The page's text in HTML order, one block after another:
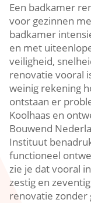
Een badkamer
voor gezinnen
badkamer
en met
veiligheid,
renovatie vooral
weinig rekening
ontstaan er
Koolhaas en
Bouwend
Instituut
functioneel
zie je dat vooral
zestig en
renovatie zonder